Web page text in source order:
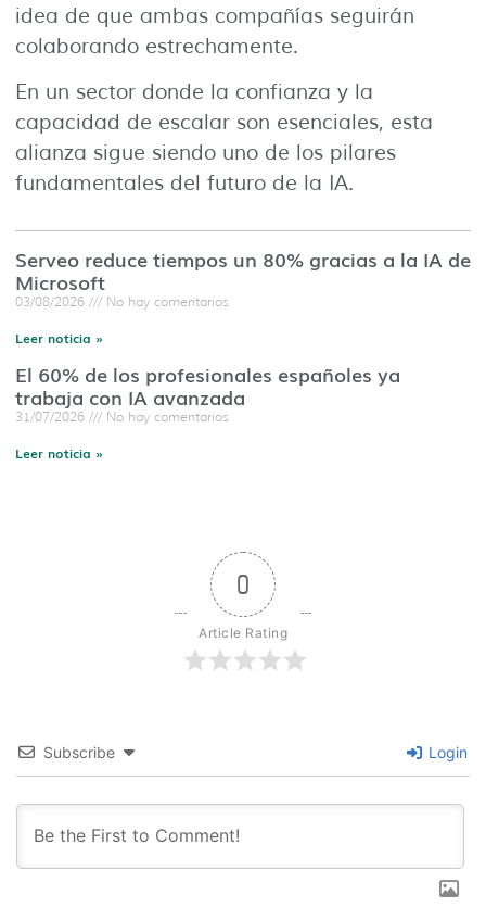
idea de que ambas compañías seguirán
colaborando estrechamente.
En un sector donde la confianza y la
capacidad de escalar son esenciales, esta
alianza sigue siendo uno de los pilares
fundamentales del futuro de la IA.
Serveo reduce tiempos un 80% gracias a la IA de
Microsoft
03/08/2026 No hay comentarios
Leer noticia »
El 60% de los profesionales españoles ya
trabaja con IA avanzada
31/07/2026 No hay comentarios
Leer noticia »
0
Article Rating
Subscribe Login